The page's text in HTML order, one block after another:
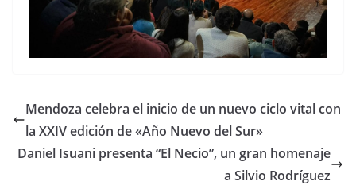
Mendoza celebra el inicio de un nuevo ciclo vital con
la XXIV edición de «Año Nuevo del Sur»
Daniel Isuani presenta “El Necio”, un gran homenaje
a Silvio Rodríguez